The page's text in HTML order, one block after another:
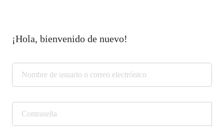
¡Hola, bienvenido de nuevo!